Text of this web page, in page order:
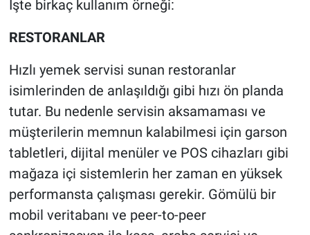
İşte birkaç kullanım örneği:
RESTORANLAR
Hızlı yemek servisi sunan restoranlar
isimlerinden de anlaşıldığı gibi hızı ön planda
tutar. Bu nedenle servisin aksamaması ve
müşterilerin memnun kalabilmesi için garson
tabletleri, dijital menüler ve POS cihazları gibi
mağaza içi sistemlerin her zaman en yüksek
performansta çalışması gerekir. Gömülü bir
mobil veritabanı ve peer-to-peer